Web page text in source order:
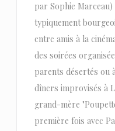
par Sophie
typiquement
entre amis à la
des soirées
parents désertés ou
dîners improvisés à
grand-mère
première fois avec